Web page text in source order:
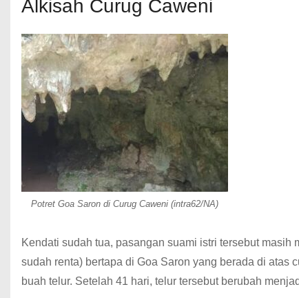
Alkisah Curug Caweni
Potret Goa Saron di Curug Caweni (intra62/NA)
Kendati sudah tua, pasangan suami istri tersebut
sudah renta) bertapa di Goa Saron yang berada di atas
buah telur. Setelah 41 hari, telur tersebut berubah